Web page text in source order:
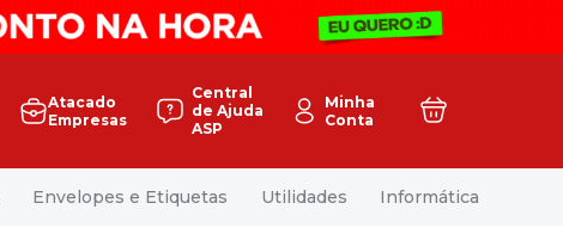
Atacado
Empresas
Central
de Ajuda
ASP
Minha
Conta
Envelopes e Etiquetas Utilidades Informática